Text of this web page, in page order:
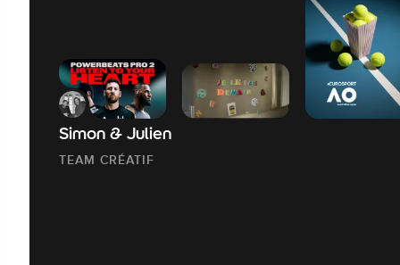
Simon & Julien
TEAM CRÉATIF